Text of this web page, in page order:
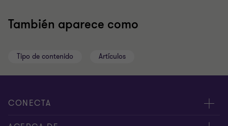
También aparece como
Tipo de contenido Artículos
CONECTA